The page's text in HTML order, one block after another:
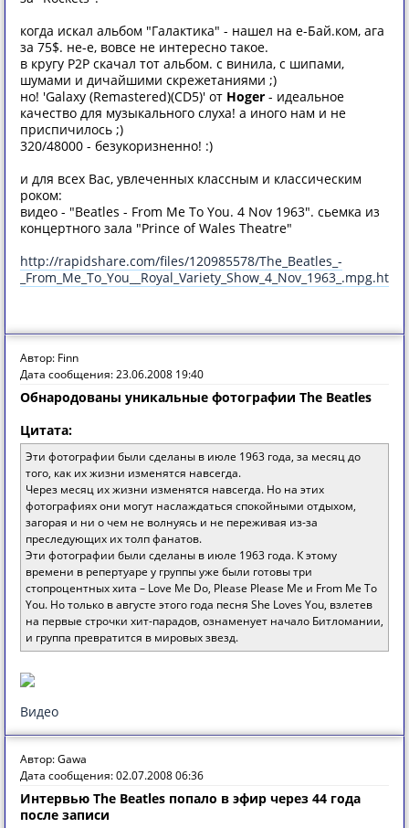
когда искал альбом "Галактика" - нашел на е-Бай.ком, ага
за 75$. не-е, вовсе не интересно такое.
в кругу P2P скачал тот альбом. с винила, с шипами,
шумами и дичайшими скрежетаниями ;)
но! 'Galaxy (Remastered)(CD5)' от Hoger - идеальное
качество для музыкального слуха! а иного нам и не
приспичилось ;)
320/48000 - безукоризненно! :)
и для всех Вас, увлеченных классным и классическим
роком:
видео - "Beatles - From Me To You. 4 Nov 1963". сьемка из
концертного зала "Prince of Wales Theatre"
http://rapidshare.com/files/120985578/The_Beatles_-
_From_Me_To_You__Royal_Variety_Show_4_Nov_1963_.mpg.html
Автор: Finn
Дата сообщения: 23.06.2008 19:40
Обнародованы уникальные фотографии The Beatles
Цитата:
Эти фотографии были сделаны в июле 1963 года, за месяц до
того, как их жизни изменятся навсегда.
Через месяц их жизни изменятся навсегда. Но на этих
фотографиях они могут наслаждаться спокойными отдыхом,
загорая и ни о чем не волнуясь и не переживая из-за
преследующих их толп фанатов.
Эти фотографии были сделаны в июле 1963 года. К этому
времени в репертуаре у группы уже были готовы три
стопроцентных хита – Love Me Do, Please Please Me и From Me To
You. Но только в августе этого года песня She Loves You, взлетев
на первые строчки хит-парадов, ознаменует начало Битломании,
и группа превратится в мировых звезд.
Видео
Автор: Gawa
Дата сообщения: 02.07.2008 06:36
Интервью The Beatles попало в эфир через 44 года
после записи